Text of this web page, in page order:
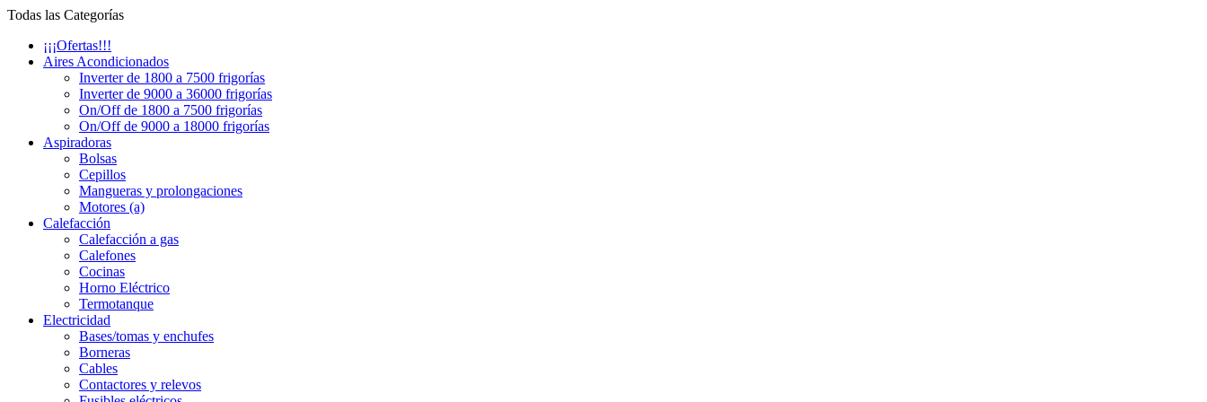
Todas las Categorías
¡¡¡Ofertas!!!
Aires Acondicionados
Inverter de 1800 a 7500 frigorías
Inverter de 9000 a 36000 frigorías
On/Off de 1800 a 7500 frigorías
On/Off de 9000 a 18000 frigorías
Aspiradoras
Bolsas
Cepillos
Mangueras y prolongaciones
Motores (a)
Calefacción
Calefacción a gas
Calefones
Cocinas
Horno Eléctrico
Termotanque
Electricidad
Bases/tomas y enchufes
Borneras
Cables
Contactores y relevos